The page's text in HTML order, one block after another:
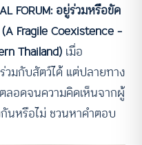
FORUM: อยู่ร่วมหรือขัด
Fragile Coexistence –
Thailand) เมื่อ
วมกับสัตว์ได้ แต่ปลายทาง
ลอดจนความคิดเห็นจากผู้
กันหรือไม่ ชวนหาคำตอบ